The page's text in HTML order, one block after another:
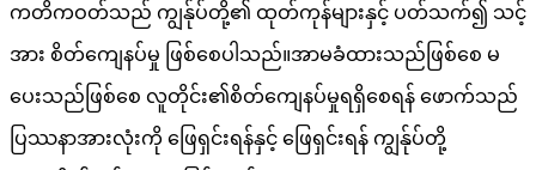
ကတိကဝတ်သည် ကျွန်ုပ်တို့၏ ထုတ်ကုန်များနှင့် ပတ်သက်၍ သင့်
အား စိတ်ကျေနပ်မှု ဖြစ်စေပါသည်။အာမခံထားသည်ဖြစ်စေ မ
ပေးသည်ဖြစ်စေ လူတိုင်း၏စိတ်ကျေနပ်မှုရရှိစေရန် ဖောက်သည်
ပြဿနာအားလုံးကို ဖြေရှင်းရန်နှင့် ဖြေရှင်းရန် ကျွန်ုပ်တို့